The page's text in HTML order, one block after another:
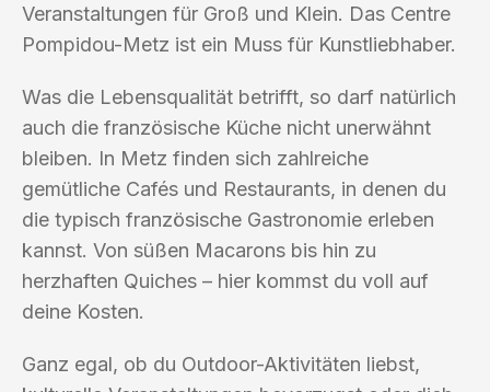
Veranstaltungen für Groß und Klein. Das Centre
Pompidou-Metz ist ein Muss für Kunstliebhaber.
Was die Lebensqualität betrifft, so darf natürlich
auch die französische Küche nicht unerwähnt
bleiben. In Metz finden sich zahlreiche
gemütliche Cafés und Restaurants, in denen du
die typisch französische Gastronomie erleben
kannst. Von süßen Macarons bis hin zu
herzhaften Quiches – hier kommst du voll auf
deine Kosten.
Ganz egal, ob du Outdoor-Aktivitäten liebst,